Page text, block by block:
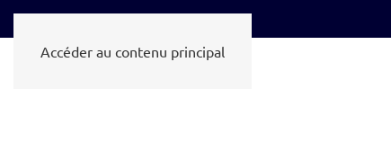
Accéder au contenu principal